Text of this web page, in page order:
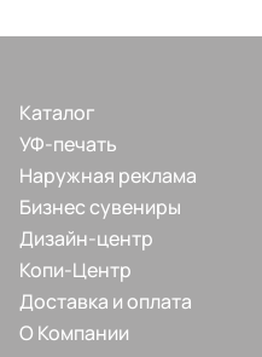
Каталог
УФ-печать
Наружная реклама
Бизнес сувениры
Дизайн-центр
Копи-Центр
Доставка и оплата
О Компании